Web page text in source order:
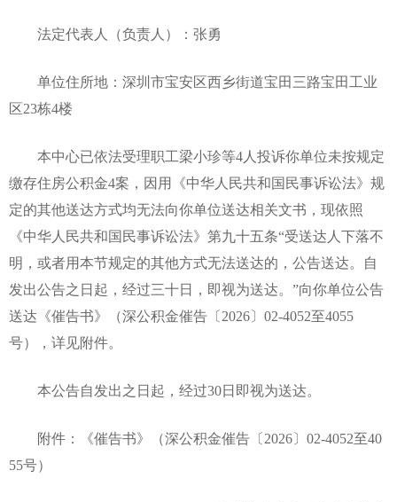
法定代表人（负责人）：张勇
单位住所地：深圳市宝安区西乡街道宝田三路宝田工业
区23栋4楼
本中心已依法受理职工梁小珍等4人投诉你单位未按规定
缴存住房公积金4案，因用《中华人民共和国民事诉讼法》规
定的其他送达方式均无法向你单位送达相关文书，现依照
《中华人民共和国民事诉讼法》第九十五条“受送达人下落不
明，或者用本节规定的其他方式无法送达的，公告送达。自
发出公告之日起，经过三十日，即视为送达。”向你单位公告
送达《催告书》（深公积金催告〔2026〕02-4052至4055
号），详见附件。
本公告自发出之日起，经过30日即视为送达。
附件：《催告书》（深公积金催告〔2026〕02-4052至40
55号）